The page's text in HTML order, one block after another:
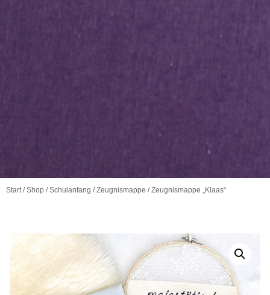
Start/Shop /Schulanfang /Zeugnismappe / Zeugnismappe „Klaas“